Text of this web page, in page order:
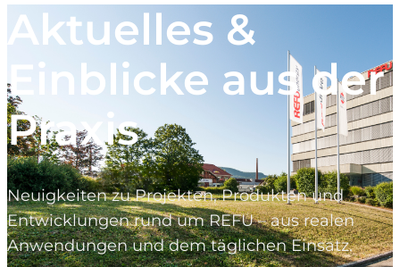
Aktuelles &
Einblicke aus der
Praxis
Neuigkeiten zu Projekten, Produkten und
Entwicklungen rund um REFU – aus realen
Anwendungen und dem täglichen Einsatz.